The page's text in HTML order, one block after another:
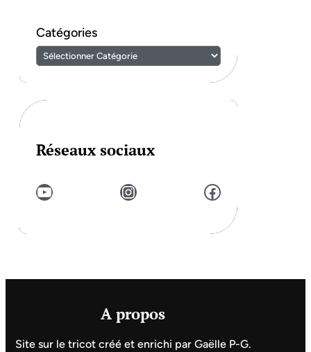
Catégories
Réseaux sociaux
YouTube Instagram Facebook
A propos
Site sur le tricot créé et enrichi par Gaëlle P-G.